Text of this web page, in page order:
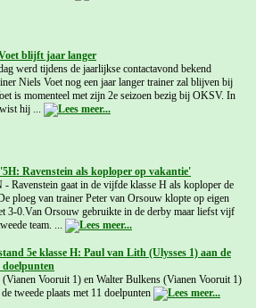
blijft jaar langer
werd tijdens de jaarlijkse contactavond bekend
Niels Voet nog een jaar langer trainer zal blijven bij
is momenteel met zijn 2e seizoen bezig bij OKSV. In
hij ...
Ravenstein als koploper op vakantie'
Ravenstein gaat in de vijfde klasse H als koploper de
ploeg van trainer Peter van Orsouw klopte op eigen
3-0.Van Orsouw gebruikte in de derby maar liefst vijf
team. ...
5e klasse H: Paul van Lith (Ulysses 1) aan de
doelpunten
(Vianen Vooruit 1) en Walter Bulkens (Vianen Vooruit 1)
tweede plaats met 11 doelpunten